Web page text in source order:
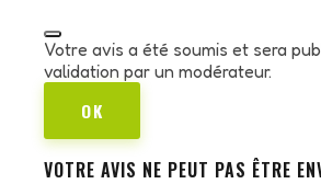
Votre avis a été soumis et sera
validation par un modérateur.
OK
VOTRE AVIS NE PEUT PAS ÊTRE